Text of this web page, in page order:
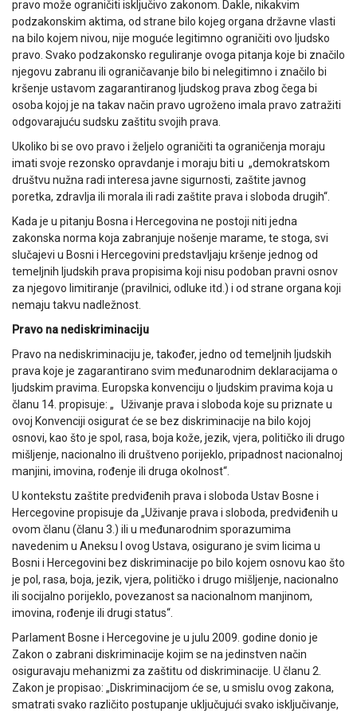
pravo može ograničiti isključivo zakonom. Dakle, nikakvim
podzakonskim aktima, od strane bilo kojeg organa državne vlasti
na bilo kojem nivou, nije moguće legitimno ograničiti ovo ljudsko
pravo. Svako podzakonsko reguliranje ovoga pitanja koje bi značilo
njegovu zabranu ili ograničavanje bilo bi nelegitimno i značilo bi
kršenje ustavom zagarantiranog ljudskog prava zbog čega bi
osoba kojoj je na takav način pravo ugroženo imala pravo zatražiti
odgovarajuću sudsku zaštitu svojih prava.
Ukoliko bi se ovo pravo i željelo ograničiti ta ograničenja moraju
imati svoje rezonsko opravdanje i moraju biti u „demokratskom
društvu nužna radi interesa javne sigurnosti, zaštite javnog
poretka, zdravlja ili morala ili radi zaštite prava i sloboda drugih“.
Kada je u pitanju Bosna i Hercegovina ne postoji niti jedna
zakonska norma koja zabranjuje nošenje marame, te stoga, svi
slučajevi u Bosni i Hercegovini predstavljaju kršenje jednog od
temeljnih ljudskih prava propisima koji nisu podoban pravni osnov
za njegovo limitiranje (pravilnici, odluke itd.) i od strane organa koji
nemaju takvu nadležnost.
Pravo na nediskriminaciju
Pravo na nediskriminaciju je, također, jedno od temeljnih ljudskih
prava koje je zagarantirano svim međunarodnim deklaracijama o
ljudskim pravima. Europska konvenciju o ljudskim pravima koja u
članu 14. propisuje: „ Uživanje prava i sloboda koje su priznate u
ovoj Konvenciji osigurat će se bez diskriminacije na bilo kojoj
osnovi, kao što je spol, rasa, boja kože, jezik, vjera, političko ili drugo
mišljenje, nacionalno ili društveno porijeklo, pripadnost nacionalnoj
manjini, imovina, rođenje ili druga okolnost“.
U kontekstu zaštite predviđenih prava i sloboda Ustav Bosne i
Hercegovine propisuje da „Uživanje prava i sloboda, predviđenih u
ovom članu (članu 3.) ili u međunarodnim sporazumima
navedenim u Aneksu I ovog Ustava, osigurano je svim licima u
Bosni i Hercegovini bez diskriminacije po bilo kojem osnovu kao što
je pol, rasa, boja, jezik, vjera, političko i drugo mišljenje, nacionalno
ili socijalno porijeklo, povezanost sa nacionalnom manjinom,
imovina, rođenje ili drugi status“.
Parlament Bosne i Hercegovine je u julu 2009. godine donio je
Zakon o zabrani diskriminacije kojim se na jedinstven način
osiguravaju mehanizmi za zaštitu od diskriminacije. U članu 2.
Zakon je propisao: „Diskriminacijom će se, u smislu ovog zakona,
smatrati svako različito postupanje uključujući svako isključivanje,